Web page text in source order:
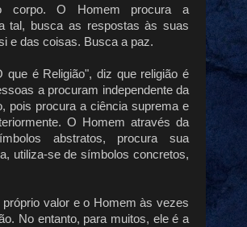
corpo. O Homem procura a
tal, busca as respostas às suas
e das coisas. Busca a paz.
que é Religião", diz que religião é
a procuram independente da
pois procura a ciência suprema e
O Homem através da
abstratos, procura sua
utiliza-se de símbolos concretos,
valor e o Homem às vezes
No entanto, para muitos, ele é a